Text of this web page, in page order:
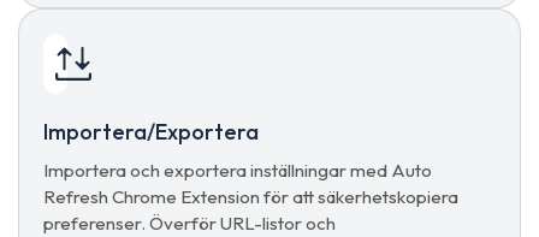
Importera/Exportera
Importera och exportera inställningar med Auto
Refresh Chrome Extension för att säkerhetskopiera
preferenser. Överför URL-listor och